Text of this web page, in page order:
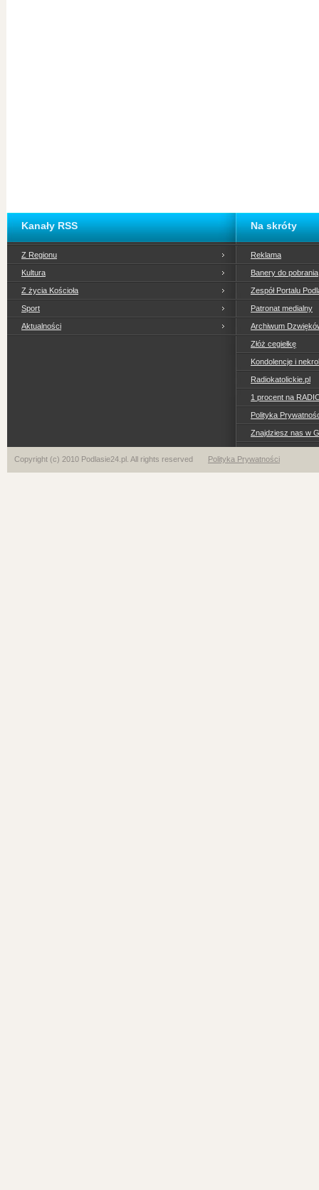
Kanały RSS
Z Regionu
Kultura
Z życia Kościoła
Sport
Aktualności
Na skróty
Reklama
Banery do pobrania
Zespół Portalu
Patronat medialny
Archiwum
Złóż cegiełkę
Kondolencje i
Radiokatolickie.pl
1 procent na
Polityka
Znajdziesz nas w
Copyright (c) 2010 Podlasie24.pl. All rights reserved Polityka Prywatności